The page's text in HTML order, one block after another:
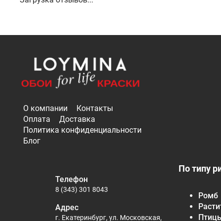
О компании
Контакты
Оплата
Доставка
Политика конфиденциальности
Блог
По типу
Ромб
Телефон
8 (343) 301 8043
Адрес
г. Екатеринбург, ул. Московская,